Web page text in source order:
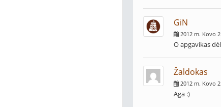
GiN
2012 m. Kovo
O apgavikas
Žaldokas
2012 m. Kovo
Aga :)